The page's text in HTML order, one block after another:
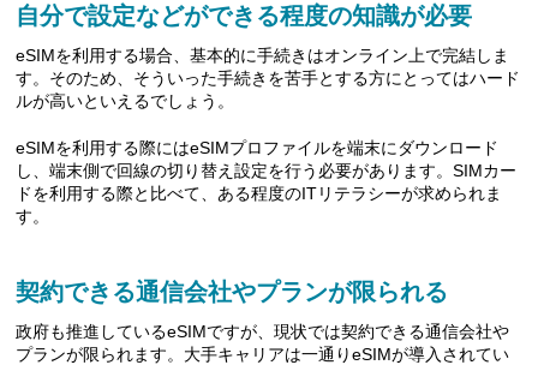
自分で設定などができる程度の知識が必要
eSIMを利用する場合、基本的に手続きはオンライン上で完結しま
す。そのため、そういった手続きを苦手とする方にとってはハード
ルが高いといえるでしょう。
eSIMを利用する際にはeSIMプロファイルを端末にダウンロード
し、端末側で回線の切り替え設定を行う必要があります。SIMカー
ドを利用する際と比べて、ある程度のITリテラシーが求められま
す。
契約できる通信会社やプランが限られる
政府も推進しているeSIMですが、現状では契約できる通信会社や
プランが限られます。大手キャリアは一通りeSIMが導入されてい